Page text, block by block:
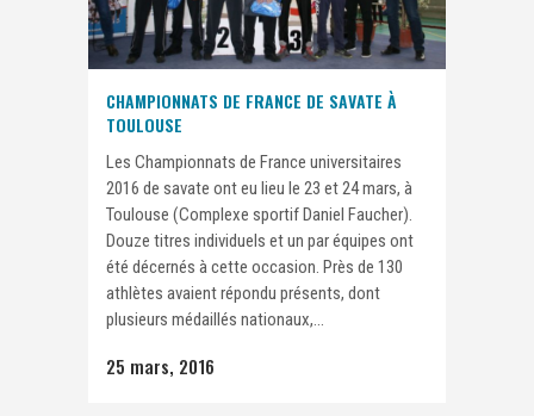
CHAMPIONNATS DE FRANCE DE SAVATE À
TOULOUSE
Les Championnats de France universitaires
2016 de savate ont eu lieu le 23 et 24 mars, à
Toulouse (Complexe sportif Daniel Faucher).
Douze titres individuels et un par équipes ont
été décernés à cette occasion. Près de 130
athlètes avaient répondu présents, dont
plusieurs médaillés nationaux,...
25 mars, 2016